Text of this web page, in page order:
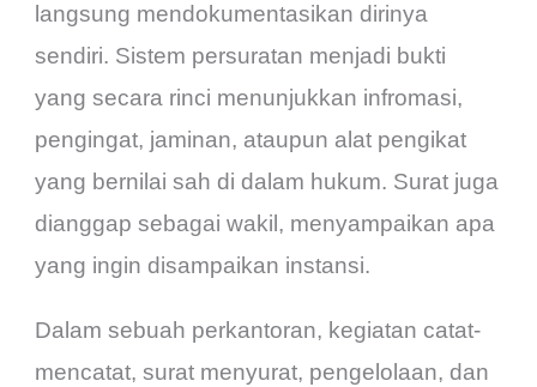
langsung mendokumentasikan dirinya
sendiri. Sistem persuratan menjadi bukti
yang secara rinci menunjukkan infromasi,
pengingat, jaminan, ataupun alat pengikat
yang bernilai sah di dalam hukum. Surat juga
dianggap sebagai wakil, menyampaikan apa
yang ingin disampaikan instansi.
Dalam sebuah perkantoran, kegiatan catat-
mencatat, surat menyurat, pengelolaan, dan